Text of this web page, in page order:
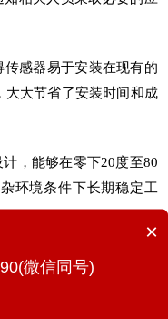
感器易于安装在现有的
大大节省了安装时间和成
，能够在零下20度至80
环境条件下长期稳定工
×
微信同号)